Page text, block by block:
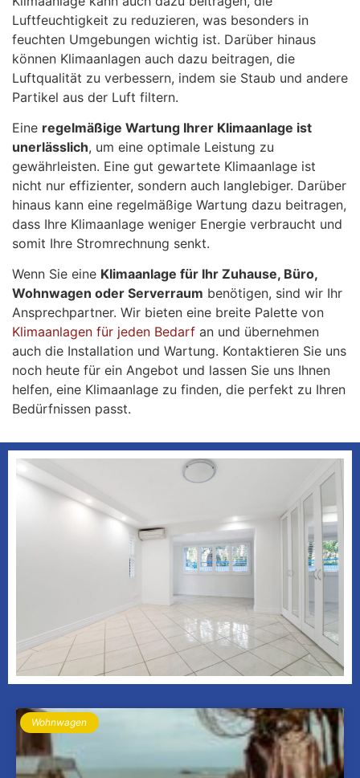
Wohnwagen
Luftfeuchtigkeit zu reduzieren, was besonders in
feuchten Umgebungen wichtig ist. Darüber hinaus
können Klimaanlagen auch dazu beitragen, die
Luftqualität zu verbessern, indem sie Staub und andere
Partikel aus der Luft filtern.
Eine regelmäßige Wartung Ihrer Klimaanlage ist
unerlässlich, um eine optimale Leistung zu
gewährleisten. Eine gut gewartete Klimaanlage ist
nicht nur effizienter, sondern auch langlebiger. Darüber
hinaus kann eine regelmäßige Wartung dazu beitragen,
dass Ihre Klimaanlage weniger Energie verbraucht und
somit Ihre Stromrechnung senkt.
Wenn Sie eine Klimaanlage für Ihr Zuhause, Büro,
Wohnwagen oder Serverraum benötigen, sind wir Ihr
Ansprechpartner. Wir bieten eine breite Palette von
Klimaanlagen für jeden Bedarf an und übernehmen
auch die Installation und Wartung. Kontaktieren Sie uns
noch heute für ein Angebot und lassen Sie uns Ihnen
helfen, eine Klimaanlage zu finden, die perfekt zu Ihren
Bedürfnissen passt.